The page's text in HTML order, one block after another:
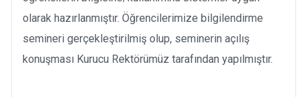
olarak hazırlanmıştır. Öğrencilerimize bilgilendirme
semineri gerçekleştirilmiş olup, seminerin açılış
konuşması Kurucu Rektörümüz tarafından yapılmıştır.